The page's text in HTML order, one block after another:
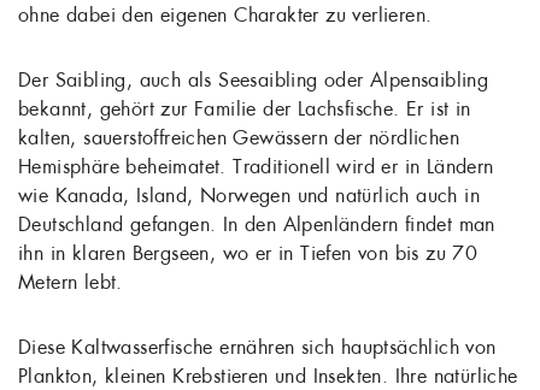
ohne dabei den eigenen Charakter zu verlieren.
Der Saibling, auch als Seesaibling oder Alpensaibling
bekannt, gehört zur Familie der Lachsfische. Er ist in
kalten, sauerstoffreichen Gewässern der nördlichen
Hemisphäre beheimatet. Traditionell wird er in Ländern
wie Kanada, Island, Norwegen und natürlich auch in
Deutschland gefangen. In den Alpenländern findet man
ihn in klaren Bergseen, wo er in Tiefen von bis zu 70
Metern lebt.
Diese Kaltwasserfische ernähren sich hauptsächlich von
Plankton, kleinen Krebstieren und Insekten. Ihre natürliche